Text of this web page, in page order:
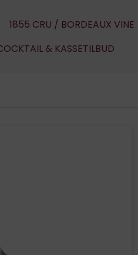
1855 CRU / BORDEAUX VINE
& KASSETILBUD